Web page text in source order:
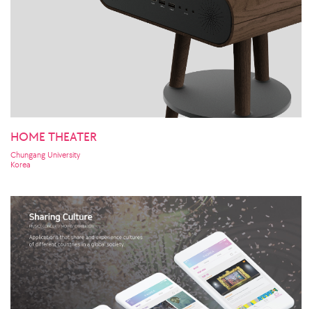
HOME THEATER
Chungang University
Korea